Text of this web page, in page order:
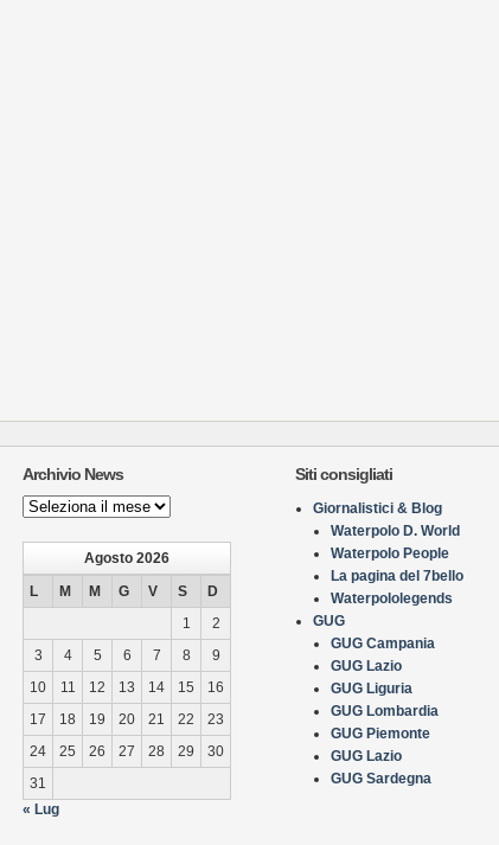
Archivio News
Archivio
News
Agosto 2026
L
M M G V S
D
1
2
3
4 5 6 7 8
9
10
11 12 13 14 15
16
17
18 19 20 21 22
23
24
25 26 27 28 29
30
31
« Lug
Siti consigliati
Giornalistici & Blog
Waterpolo D. World
Waterpolo People
La pagina del 7bello
Waterpololegends
GUG
GUG Campania
GUG Lazio
GUG Liguria
GUG Lombardia
GUG Piemonte
GUG Lazio
GUG Sardegna